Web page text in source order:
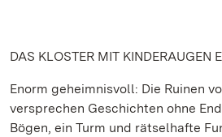
DAS KLOSTER MIT KINDERAUGEN
Enorm geheimnisvoll: Die Ruinen
versprechen Geschichten ohne
Bögen, ein Turm und rätselhafte